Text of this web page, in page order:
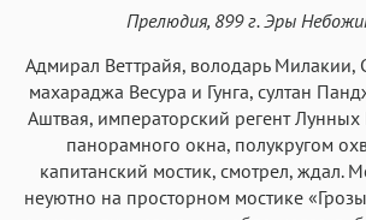
Аа Аа
Прелюдия, 899 г. Эры
Адмирал Веттрайя, володарь Милакии,
махараджа Весура и Гунга, султан
Аштвая, императорский регент Лунных
панорамного окна, полукругом
капитанский мостик, смотрел, ждал.
неуютно на просторном мостике